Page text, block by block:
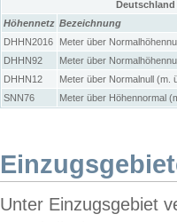
Höhennetz Bezeichnung
DHHN2016
Meter über
DHHN92
Meter über
DHHN12
Meter über Normalnull (m.
SNN76
Meter über Höhennormal
Unter Einzugsgebiet